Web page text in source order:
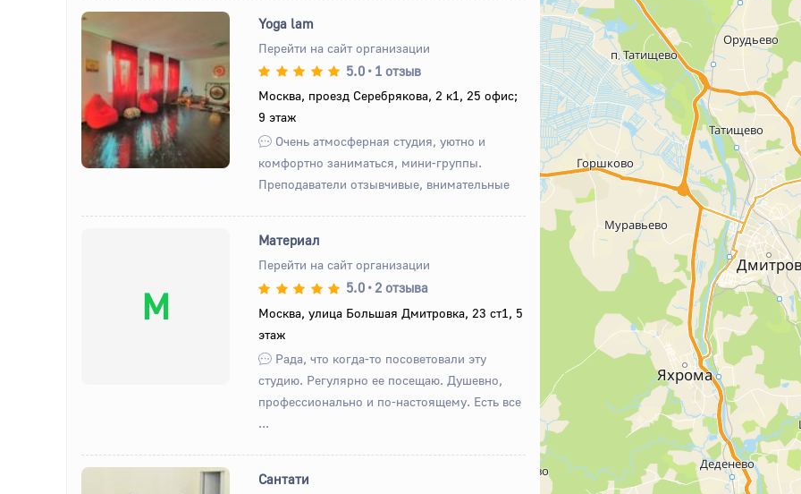
Назад Вперед
Yoga lam
Перейти на сайт организации
5.0 • 1 отзыв
Москва, проезд Серебрякова, 2 к1, 25 офис;
9 этаж
Очень атмосферная студия, уютно и
комфортно заниматься, мини-группы.
Преподаватели отзывчивые, внимательные
М
Материал
Перейти на сайт организации
5.0 • 2 отзыва
Москва, улица Большая Дмитровка, 23 ст1, 5
этаж
Рада, что когда-то посоветовали эту
студию. Регулярно ее посещаю. Душевно,
профессионально и по-настоящему. Есть все
...
Сантати